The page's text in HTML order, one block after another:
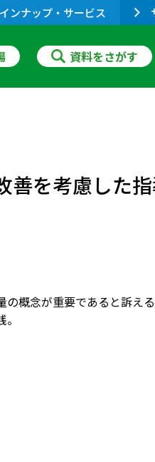
ンナップ・サービス
資料をさがす
善を考慮した
の概念が重要であると訴